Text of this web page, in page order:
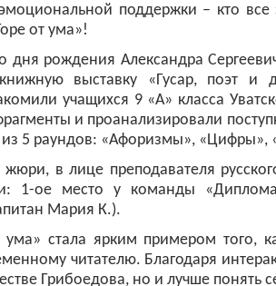
поддержки – кто
от ума»!
дня рождения Александра
выставку «Гусар, поэт и
учащихся 9 «А» класса
и проанализировали
из 5 раундов: «Афоризмы»,
жюри, в лице преподавателя
1-ое место у команды
Мария К.).
ума» стала ярким примером того,
читателю. Благодаря
Грибоедова, но и лучше понять